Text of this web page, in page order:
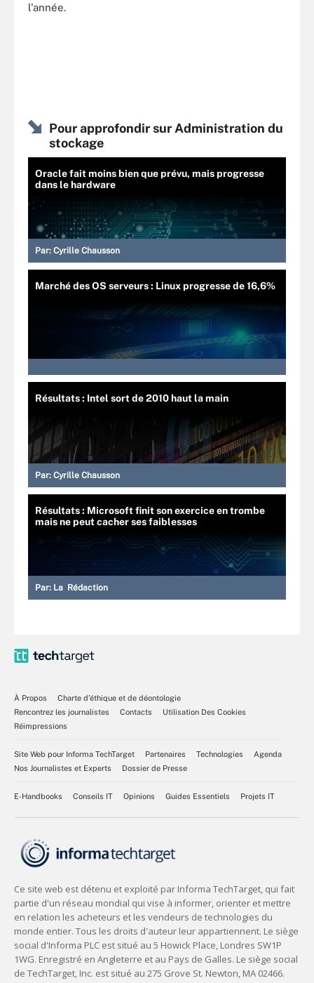
l'année.
Pour approfondir sur Administration du
stockage
Oracle fait moins bien que prévu, mais progresse
dans le hardware
Par: Cyrille Chausson
Marché des OS serveurs : Linux progresse de 16,6%
Résultats : Intel sort de 2010 haut la main
Par: Cyrille Chausson
Résultats : Microsoft finit son exercice en trombe
mais ne peut cacher ses faiblesses
Par: La Rédaction
À Propos
Charte d’éthique et de déontologie
Rencontrez les journalistes
Contacts
Utilisation Des Cookies
Réimpressions
Site Web pour Informa TechTarget Partenaires Technologies
Agenda
Nos Journalistes et Experts
Dossier de Presse
E-Handbooks Conseils IT Opinions Guides Essentiels Projets IT